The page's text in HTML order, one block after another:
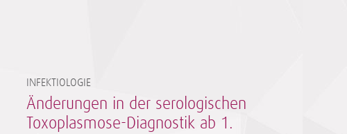
INFEKTIOLOGIE
Änderungen in der serologischen
Toxoplasmose-Diagnostik ab 1.